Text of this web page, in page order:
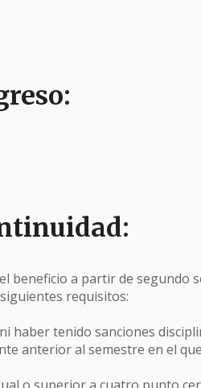
beneficio a partir de segundo
requisitos:
haber tenido sanciones
anterior al semestre en el